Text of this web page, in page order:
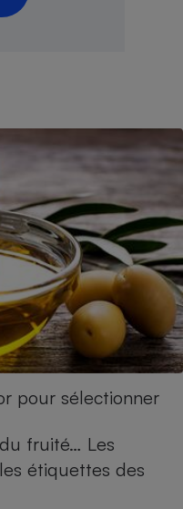
pour sélectionner
fruité… Les
étiquettes des